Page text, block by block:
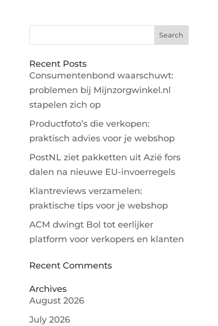
Recent Posts
Consumentenbond waarschuwt:
problemen bij Mijnzorgwinkel.nl
stapelen zich op
Productfoto’s die verkopen:
praktisch advies voor je webshop
PostNL ziet pakketten uit Azië fors
dalen na nieuwe EU-invoerregels
Klantreviews verzamelen:
praktische tips voor je webshop
ACM dwingt Bol tot eerlijker
platform voor verkopers en klanten
Recent Comments
Archives
August 2026
July 2026